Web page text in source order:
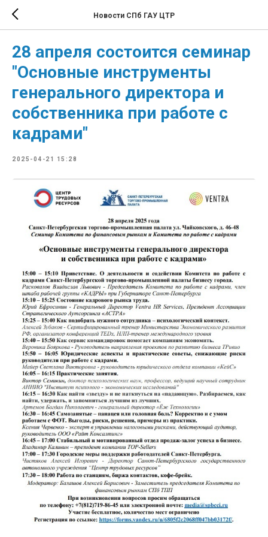
Новости СПб ГАУ ЦТР
28 апреля состоится семинар
"Основные инструменты
генерального директора и
собственника при работе с
кадрами"
2025-04-21 15:28